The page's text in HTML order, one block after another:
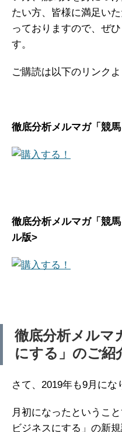
たい方、皆様に満足い
っておりますので、ぜ
す。
ご購読は以下のリンク
徹底分析メルマガ「競
徹底分析メルマガ「競
ル版>
徹底分析メルマ
にする」のご紹
さて、2019年も9月にな
月初になったというこ
ビジネスにする」の新